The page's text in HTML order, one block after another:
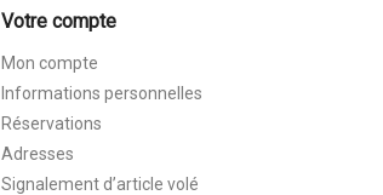
Votre compte
Mon compte
Informations personnelles
Réservations
Adresses
Signalement d’article volé